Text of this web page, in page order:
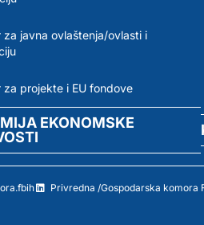
za javna ovlaštenja/ovlasti i
za projekte i EU fondove
EKONOMSKE
Privredna /Gospodarska komora